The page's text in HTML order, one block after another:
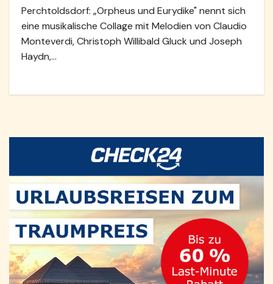
Perchtoldsdorf: „Orpheus und Eurydike" nennt sich
eine musikalische Collage mit Melodien von Claudio
Monteverdi, Christoph Willibald Gluck und Joseph
Haydn,…